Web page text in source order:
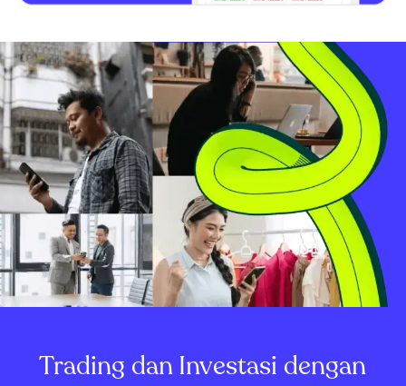
Trading dan Investasi dengan